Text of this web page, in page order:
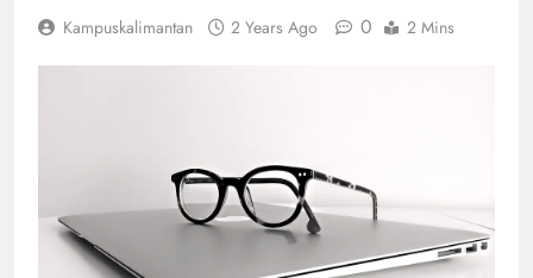
Kampuskalimantan 2 Years Ago 0 2 Mins